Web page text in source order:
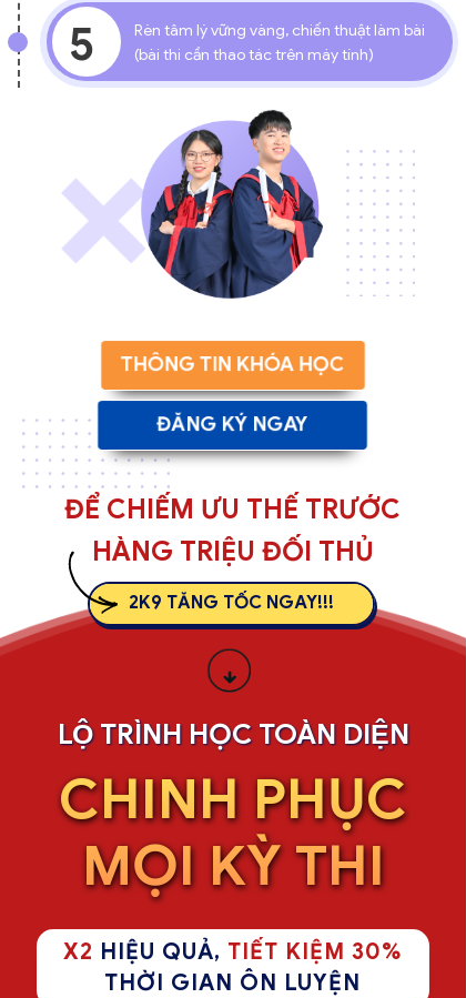
THÔNG TIN KHÓA HỌC
ĐĂNG KÝ NGAY
Rèn tâm lý vững vàng, chiến thuật làm bài
(bài thi cần thao tác trên máy tính)
5
2K9 TĂNG TỐC NGAY!!!
ĐỂ CHIẾM ƯU THẾ TRƯỚC
HÀNG TRIỆU ĐỐI THỦ
X2 HIỆU QUẢ, TIẾT KIỆM 30%
THỜI GIAN ÔN LUYỆN
CHINH PHỤC
MỌI KỲ THI
LỘ TRÌNH HỌC TOÀN DIỆN